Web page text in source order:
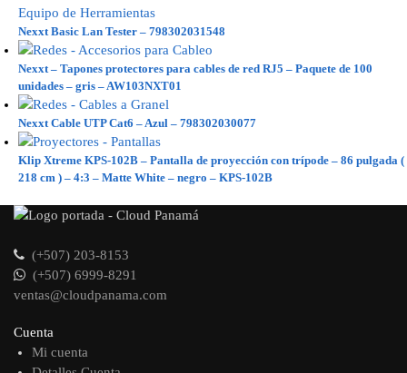
Nexxt Basic Lan Tester – 798302031548
Nexxt – Tapones protectores para cables de red RJ5 – Paquete de 100
unidades – gris – AW103NXT01
Nexxt Cable UTP Cat6 – Azul – 798302030077
Klip Xtreme KPS-102B – Pantalla de proyección con trípode – 86 pulgada (
218 cm ) – 4:3 – Matte White – negro – KPS-102B
(+507) 203-8153
(+507) 6999-8291
ventas@cloudpanama.com
Cuenta
Mi cuenta